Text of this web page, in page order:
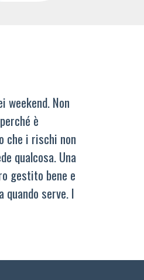
weekend. Non
è
che i rischi non
qualcosa. Una
gestito bene e
serve. I